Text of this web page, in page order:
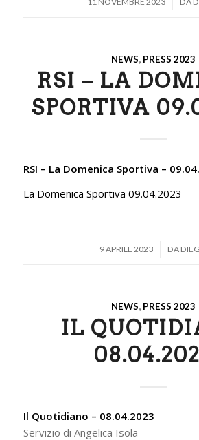
NEWS, PRESS 2023
RSI – LA
SPORTIVA
RSI – La Domenica Sportiva –
La Domenica Sportiva 09.04.2023
9 APRILE 2023
/ DA
NEWS, PRESS 2023
IL
Il Quotidiano – 08.04.2023
Servizio di Angelica Isola